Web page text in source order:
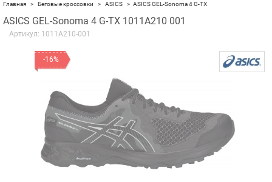
Главная Беговые кроссовки ASICS ASICS GEL-Sonoma 4 G-TX
ASICS GEL-Sonoma 4 G-TX 1011A210 001
Артикул: 1011A210-001
-16%